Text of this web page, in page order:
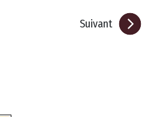
Suivant